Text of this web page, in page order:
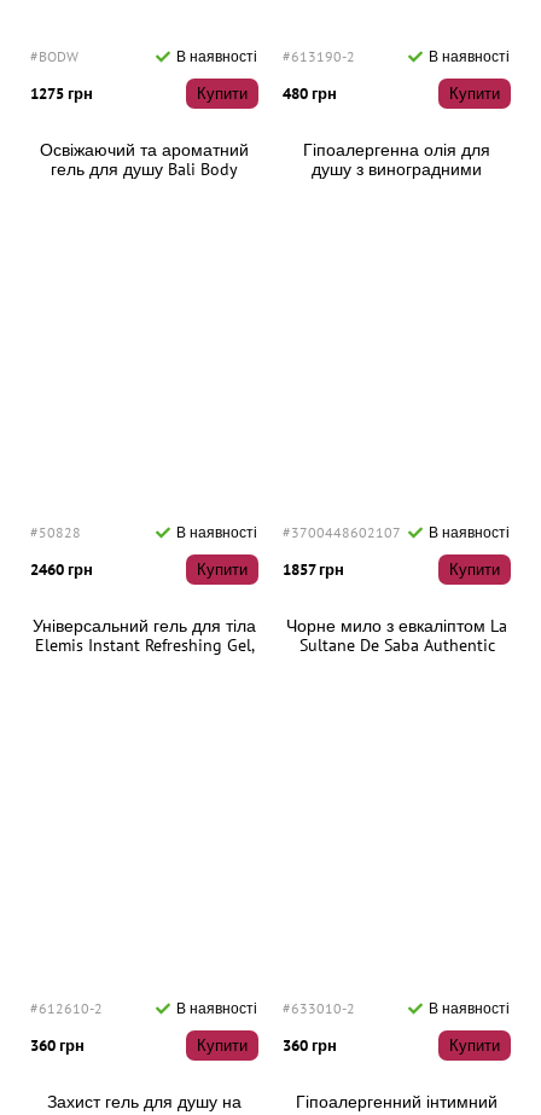
#BODW В наявності
1275 грн Купити
Освіжаючий та ароматний
гель для душу Bali Body
#613190-2 В наявності
480 грн Купити
Гіпоалергенна олія для
душу з виноградними
#50828 В наявності
2460 грн Купити
Універсальний гель для тіла
Elemis Instant Refreshing Gel,
#3700448602107 В наявності
1857 грн Купити
Чорне мило з евкаліптом La
Sultane De Saba Authentic
#612610-2 В наявності
360 грн Купити
Захист гель для душу на
#633010-2 В наявності
360 грн Купити
Гіпоалергенний інтимний